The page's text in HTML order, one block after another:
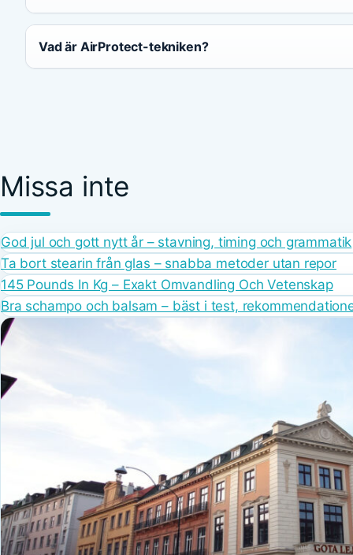
Vad är AirProtect-tekniken?
Missa inte
God jul och gott nytt år – stavning, timing och grammatik
Ta bort stearin från glas – snabba metoder utan repor
145 Pounds In Kg – Exakt Omvandling Och Vetenskap
Bra schampo och balsam – bäst i test,